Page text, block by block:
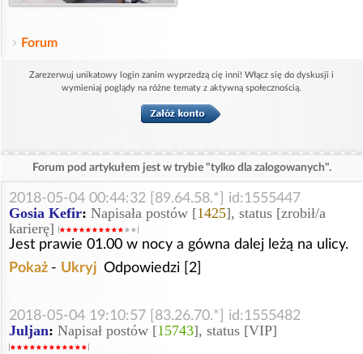
Forum
Zarezerwuj unikatowy login zanim wyprzedzą cię inni! Włącz się do dyskusji i
wymieniaj poglądy na różne tematy z aktywną społecznością.
Forum pod artykułem jest w trybie "tylko dla zalogowanych".
2018-05-04 00:44:32 [89.64.58.*] id:1555447
Gosia Kefir: Napisała postów [1425], status [zrobił/a
karierę]
Jest prawie 01.00 w nocy a gówna dalej leżą na ulicy.
Pokaż - Ukryj Odpowiedzi [2]
2018-05-04 19:10:57 [83.26.70.*] id:1555482
Juljan: Napisał postów [15743], status [VIP]